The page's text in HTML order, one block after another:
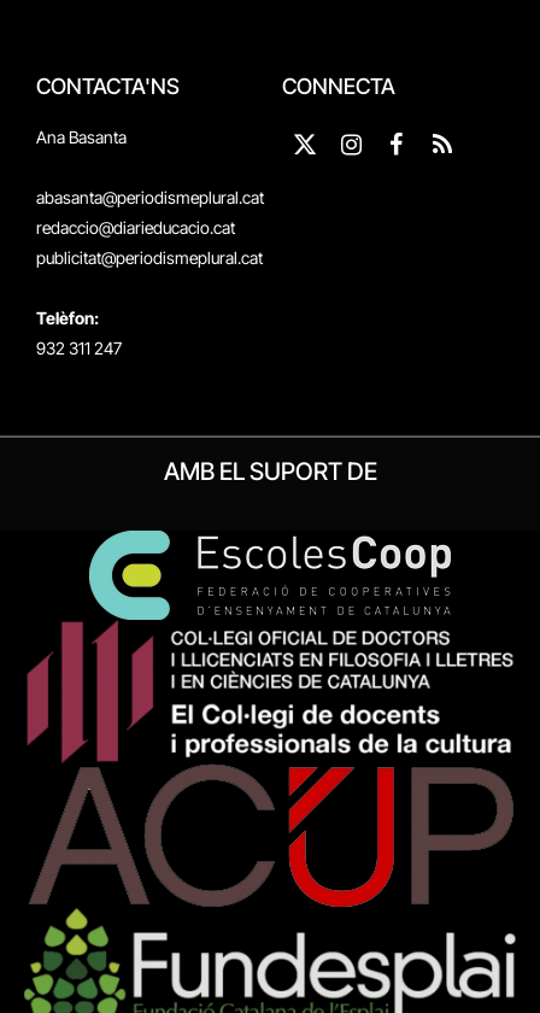
CONTACTA'NS
Ana Basanta
abasanta@periodismeplural.cat
redaccio@diarieducacio.cat
publicitat@periodismeplural.cat
Telèfon:
932 311 247
CONNECTA
X
Instagram
Facebook
RSS
AMB EL SUPORT DE